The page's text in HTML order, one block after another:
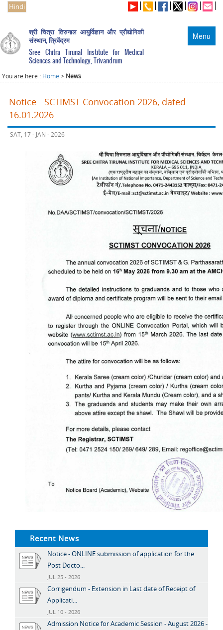
Hindi
Menu
श्री चित्रा तिरुनाल आयुर्विज्ञान और प्रौद्योगिकी
संस्थान, त्रिवेंद्रम
Sree Chitra Tirunal Institute for Medical
Sciences and Technology, Trivandrum
You are here : Home > News
Notice - SCTIMST Convocation 2026, dated
16.01.2026
SAT, 17 - JAN - 2026
Recent News
Notice - ONLINE submission of application for the
Post Docto...
JUL 25 - 2026
Corrigendum - Extension in Last date of Receipt of
Applicati...
JUL 10 - 2026
Admission Notice for Academic Session - August 2026 -